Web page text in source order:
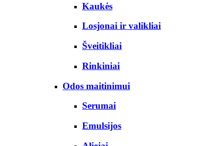
Kaukės
Losjonai ir valikliai
Šveitikliai
Rinkiniai
Odos maitinimui
Serumai
Emulsijos